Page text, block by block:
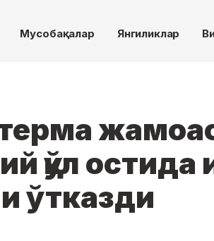
Мусобақалар Янгиликлар
қўл остида
ўтказди